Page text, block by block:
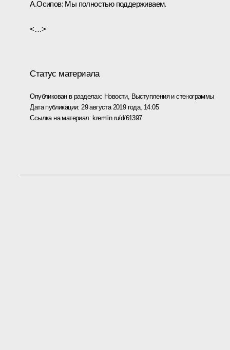
А.Осипов: Мы полностью поддерживаем.
<…>
Статус материала
Опубликован в разделах: Новости, Выступления и стенограммы
Дата публикации: 29 августа 2019 года, 14:05
Ссылка на материал: kremlin.ru/d/61397